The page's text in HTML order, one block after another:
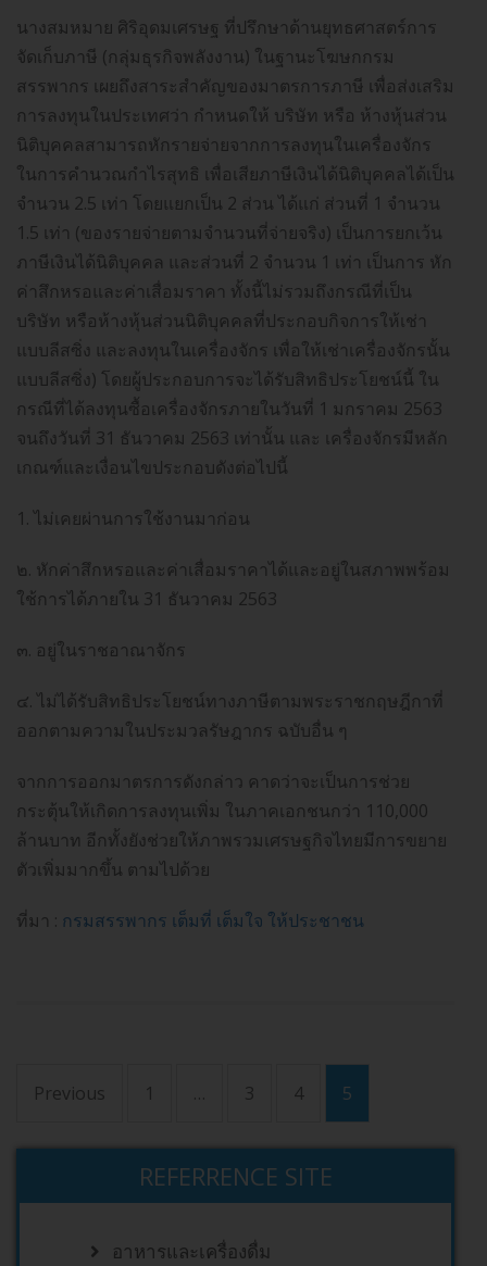
นางสมหมาย ศิริอุดมเศรษฐ ที่ปรึกษาด้านยุทธศาสตร์การ
จัดเก็บภาษี (กลุ่มธุรกิจพลังงาน) ในฐานะโฆษกกรม
สรรพากร เผยถึงสาระสำคัญของมาตรการภาษี เพื่อส่งเสริม
การลงทุนในประเทศว่า กำหนดให้ บริษัท หรือ ห้างหุ้นส่วน
นิติบุคคลสามารถหักรายจ่ายจากการลงทุนในเครื่องจักร
ในการคำนวณกำไรสุทธิ เพื่อเสียภาษีเงินได้นิติบุคคลได้เป็น
จำนวน 2.5 เท่า โดยแยกเป็น 2 ส่วน ได้แก่ ส่วนที่ 1 จำนวน
1.5 เท่า (ของรายจ่ายตามจำนวนที่จ่ายจริง) เป็นการยกเว้น
ภาษีเงินได้นิติบุคคล และส่วนที่ 2 จำนวน 1 เท่า เป็นการ หัก
ค่าสึกหรอและค่าเสื่อมราคา ทั้งนี้ไม่รวมถึงกรณีที่เป็น
บริษัท หรือห้างหุ้นส่วนนิติบุคคลที่ประกอบกิจการให้เช่า
แบบลีสซิ่ง และลงทุนในเครื่องจักร เพื่อให้เช่าเครื่องจักรนั้น
แบบลีสซิ่ง) โดยผู้ประกอบการจะได้รับสิทธิประโยชน์นี้ ใน
กรณีที่ได้ลงทุนซื้อเครื่องจักรภายในวันที่ 1 มกราคม 2563
จนถึงวันที่ 31 ธันวาคม 2563 เท่านั้น และ เครื่องจักรมีหลัก
เกณฑ์และเงื่อนไขประกอบดังต่อไปนี้
1. ไม่เคยผ่านการใช้งานมาก่อน
๒. หักค่าสึกหรอและค่าเสื่อมราคาได้และอยู่ในสภาพพร้อม
ใช้การได้ภายใน 31 ธันวาคม 2563
๓. อยู่ในราชอาณาจักร
๔. ไม่ได้รับสิทธิประโยชน์ทางภาษีตามพระราชกฤษฎีกาที่
ออกตามความในประมวลรัษฎากร ฉบับอื่น ๆ
จากการออกมาตรการดังกล่าว คาดว่าจะเป็นการช่วย
กระตุ้นให้เกิดการลงทุนเพิ่ม ในภาคเอกชนกว่า 110,000
ล้านบาท อีกทั้งยังช่วยให้ภาพรวมเศรษฐกิจไทยมีการขยาย
ตัวเพิ่มมากขึ้น ตามไปด้วย
ที่มา : กรมสรรพากร เต็มที่ เต็มใจ ให้ประชาชน
Previous 1 … 3 4 5
REFERRENCE SITE
อาหารและเครื่องดื่ม